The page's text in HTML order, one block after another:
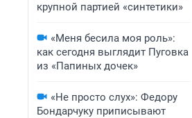
крупной партией «синтетики»
«Меня бесила моя роль»:
как сегодня выглядит Пуговка
из «Папиных дочек»
«Не просто слух»: Федору
Бондарчуку приписывают